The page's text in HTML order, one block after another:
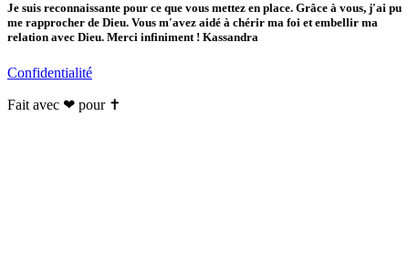
Je suis reconnaissante pour ce que vous mettez en place. Grâce à vous, j'ai pu
me rapprocher de Dieu. Vous m'avez aidé à chérir ma foi et embellir ma
relation avec Dieu. Merci infiniment ! Kassandra
Confidentialité
Fait avec ❤ pour ✝️️